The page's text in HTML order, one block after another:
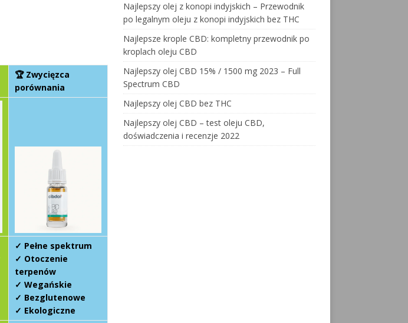
🏆 Zwycięzca
porównania
✓ Pełne spektrum
✓ Otoczenie
terpenów
✓ Wegańskie
✓ Bezglutenowe
✓ Ekologiczne
Najlepszy olej z konopi indyjskich – Przewodnik
po legalnym oleju z konopi indyjskich bez THC
Najlepsze krople CBD: kompletny przewodnik po
kroplach oleju CBD
Najlepszy olej CBD 15% / 1500 mg 2023 – Full
Spectrum CBD
Najlepszy olej CBD bez THC
Najlepszy olej CBD – test oleju CBD,
doświadczenia i recenzje 2022